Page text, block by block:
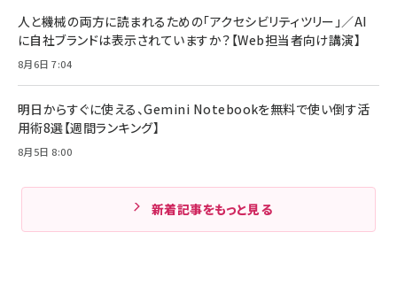
人と機械の両方に読まれるための「アクセシビリティツリー」／AI
に自社ブランドは表示されていますか？【Web担当者向け講演】
8月6日 7:04
明日からすぐに使える、Gemini Notebookを無料で使い倒す活
用術8選【週間ランキング】
8月5日 8:00
新着記事をもっと見る